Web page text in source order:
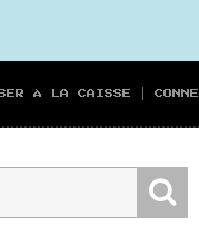
À LA CAISSE